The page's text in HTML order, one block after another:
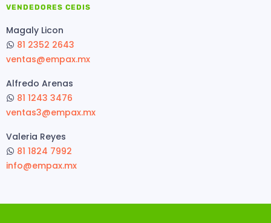
VENDEDORES CEDIS
Magaly Licon
81 2352 2643
ventas@empax.mx
Alfredo Arenas
81 1243 3476
ventas3@empax.mx
Valeria Reyes
81 1824 7992
info@empax.mx